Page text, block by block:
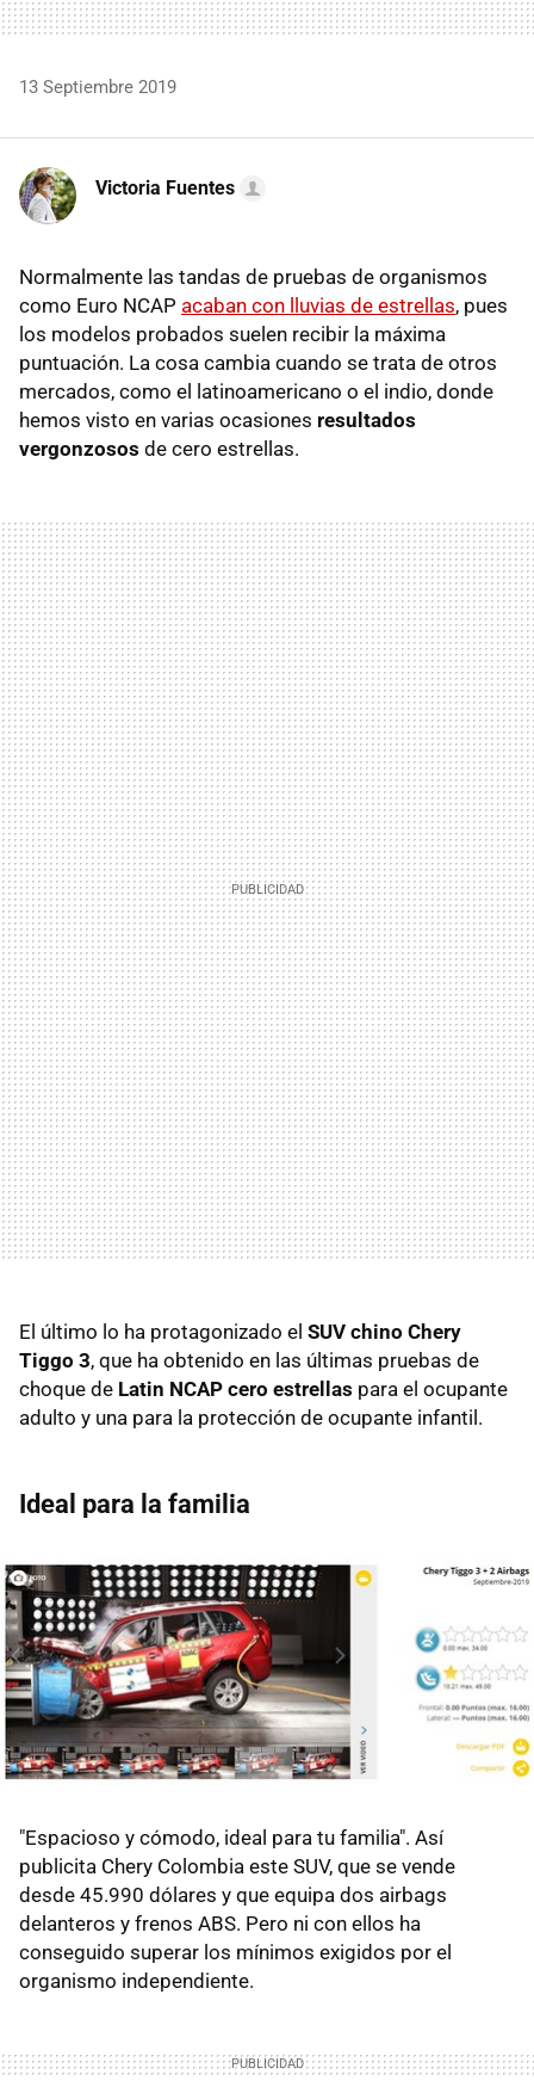
13 Septiembre 2019
Victoria Fuentes
Normalmente las tandas de pruebas de organismos
como Euro NCAP acaban con lluvias de estrellas, pues
los modelos probados suelen recibir la máxima
puntuación. La cosa cambia cuando se trata de otros
mercados, como el latinoamericano o el indio, donde
hemos visto en varias ocasiones resultados
vergonzosos de cero estrellas.
El último lo ha protagonizado el SUV chino Chery
Tiggo 3, que ha obtenido en las últimas pruebas de
choque de Latin NCAP cero estrellas para el ocupante
adulto y una para la protección de ocupante infantil.
Ideal para la familia
"Espacioso y cómodo, ideal para tu familia". Así
publicita Chery Colombia este SUV, que se vende
desde 45.990 dólares y que equipa dos airbags
delanteros y frenos ABS. Pero ni con ellos ha
conseguido superar los mínimos exigidos por el
organismo independiente.